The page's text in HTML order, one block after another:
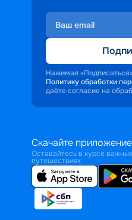
Нажимая
Политику обработки
даёте согласие на
Скачайте приложение
Оставайтесь в курсе
путешествиях